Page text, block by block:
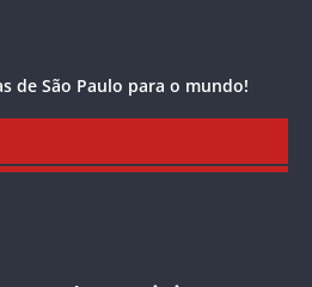
de São Paulo para o mundo!